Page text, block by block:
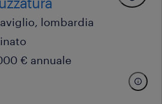
lombardia
€ annuale